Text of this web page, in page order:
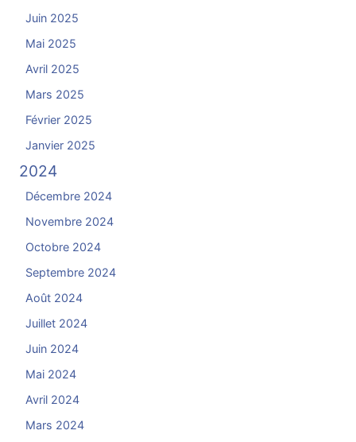
Juin 2025
Mai 2025
Avril 2025
Mars 2025
Février 2025
Janvier 2025
2024
Décembre 2024
Novembre 2024
Octobre 2024
Septembre 2024
Août 2024
Juillet 2024
Juin 2024
Mai 2024
Avril 2024
Mars 2024